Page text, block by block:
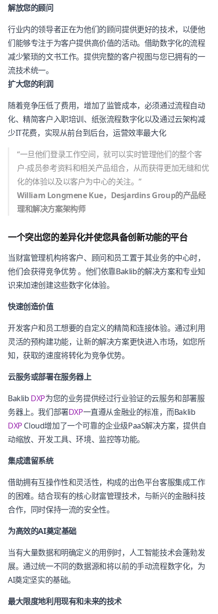
解放您的顾问
行业内的领导者正在为他们的顾问提供更好的技术，以便他
们能够专注于为客户提供高价值的活动。借助数字化的流程
减少繁琐的文书工作。提供完整的客户视图与您已拥有的一
流技术统一。
扩大您的利润
随着竞争压低了费用，增加了监管成本，必须通过流程自动
化、精简客户入职培训、纸张流程数字化以及通过云架构减
少IT花费，实现从前台到后台，运营效率最大化
“一旦他们登录工作空间，就可以实时管理他们的整个客
户-成员参考资料和相关产品组合，从而获得更加无缝和优
化的体验以及以客户为中心的关注。”
William Longmene Kue，Desjardins Group的产品经
理和解决方案架构师
一个突出您的差异化并使您具备创新功能的平台
当财富管理机构将客户、顾问和员工置于其业务的中心时，
他们会获得竞争优势 。他们依靠Baklib的解决方案和专业知
识来加速创建这些数字化体验。
快速创造价值
开发客户和员工想要的自定义的精简和连接体验。通过利用
灵活的预构建功能，让新的解决方案更快进入市场，如您所
知，获取的速度将转化为竞争优势。
云服务或部署在服务器上
Baklib DXP为您的业务提供经过行业验证的云服务和部署服
务器上。我们部署DXP一直遵从金融业的标准，而Baklib
DXP Cloud增加了一个可靠的企业级PaaS解决方案，提供自
动缩放、开发工具、环境、监控等功能。
集成遗留系统
借助拥有互操作性和灵活性，构成的出色平台客服集成工作
的困难。结合现有的核心财富管理技术，与新兴的金融科技
合作，同时保持一流的安全性。
为高效的AI奠定基础
当有大量数据和明确定义的用例时，人工智能技术会蓬勃发
展。通过统一不同的数据源和将以前的手动流程数字化，为
AI奠定坚实的基础。
最大限度地利用现有和未来的技术